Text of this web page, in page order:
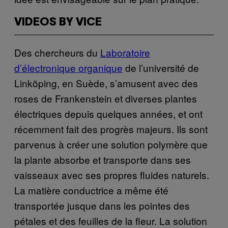
VIDEOS BY VICE
Des chercheurs du Laboratoire
d’électronique organique de l’université de
Linköping, en Suède, s’amusent avec des
roses de Frankenstein et diverses plantes
électriques depuis quelques années, et ont
récemment fait des progrès majeurs. Ils sont
parvenus à créer une solution polymère que
la plante absorbe et transporte dans ses
vaisseaux avec ses propres fluides naturels.
La matière conductrice a même été
transportée jusque dans les pointes des
pétales et des feuilles de la fleur. La solution